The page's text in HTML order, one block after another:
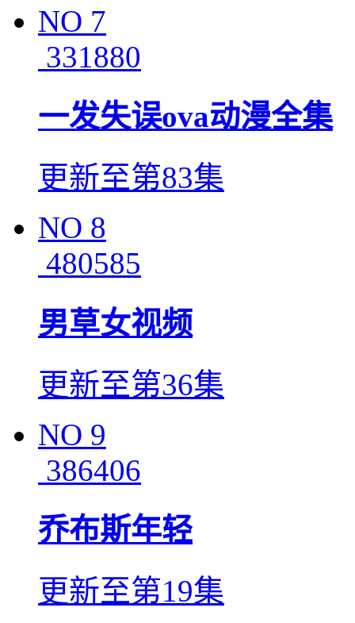
NO 7
331880
一发失误ova动漫全集
更新至第83集
NO 8
480585
男草女视频
更新至第36集
NO 9
386406
乔布斯年轻
更新至第19集